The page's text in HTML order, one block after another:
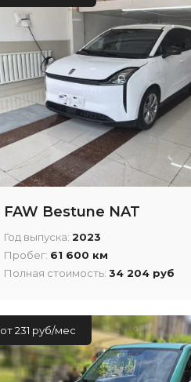
FAW Bestune NAT
Год выпуска:2023
Пробег: 61 600 км
Полная стоимость:34 204 руб
от 231 руб/мес